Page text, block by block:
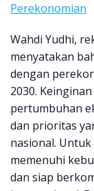
Perekonomian
Wahdi Yudhi,
menyatakan
dengan
2030.
pertumbuhan
dan prioritas
nasional.
memenuhi
dan siap